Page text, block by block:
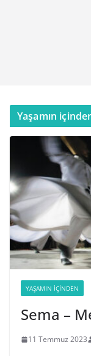
Yaşamın
YAŞAMIN İÇINDEN
Sema –
11 Temmuz 2023